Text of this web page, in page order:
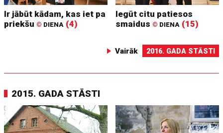
Ir jābūt kādam, kas iet pa
priekšu © DIENA (4)
Iegūt citu patiesos
smaidus © DIENA (15)
Vairāk 2016. GADA STĀSTI
2015. GADA STĀSTI